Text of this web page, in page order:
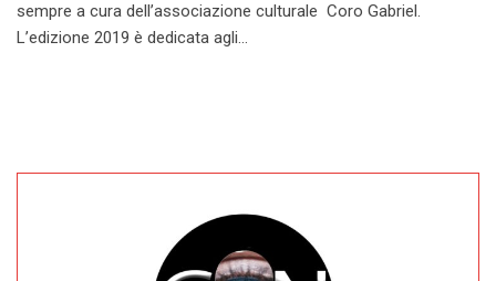
sempre a cura dell’associazione culturale Coro Gabriel.
L’edizione 2019 è dedicata agli…